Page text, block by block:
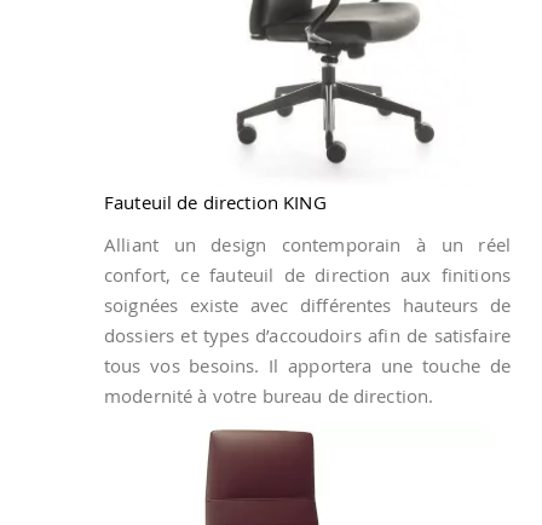
Fauteuil de direction KING
Alliant un design contemporain à un réel
confort, ce fauteuil de direction aux finitions
soignées existe avec différentes hauteurs de
dossiers et types d’accoudoirs afin de satisfaire
tous vos besoins. Il apportera une touche de
modernité à votre bureau de direction.